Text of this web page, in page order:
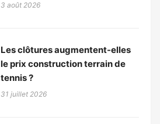
3 août 2026
Les clôtures augmentent-elles
le prix construction terrain de
tennis ?
31 juillet 2026